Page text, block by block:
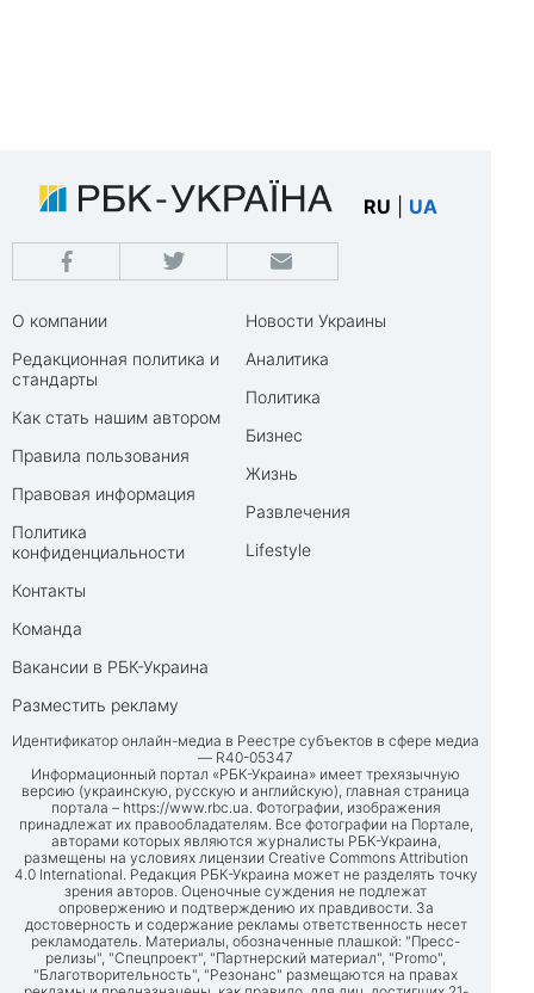
RU UA
О компании
Редакционная политика и
стандарты
Как стать нашим автором
Правила пользования
Правовая информация
Политика
конфиденциальности
Контакты
Команда
Вакансии в РБК-Украина
Разместить рекламу
Новости Украины
Аналитика
Политика
Бизнес
Жизнь
Развлечения
Lifestyle
Идентификатор онлайн-медиа в Реестре субъектов в сфере медиа
— R40-05347
Информационный портал «РБК-Украина» имеет трехязычную
версию (украинскую, русскую и английскую), главная страница
портала – https://www.rbc.ua. Фотографии, изображения
принадлежат их правообладателям. Все фотографии на Портале,
авторами которых являются журналисты РБК-Украина,
размещены на условиях лицензии Creative Commons Attribution
4.0 International. Редакция РБК-Украина может не разделять точку
зрения авторов. Оценочные суждения не подлежат
опровержению и подтверждению их правдивости. За
достоверность и содержание рекламы ответственность несет
рекламодатель. Материалы, обозначенные плашкой: "Пресс-
релизы", "Спецпроект", "Партнерский материал", "Promo",
"Благотворительность", "Резонанс" размещаются на правах